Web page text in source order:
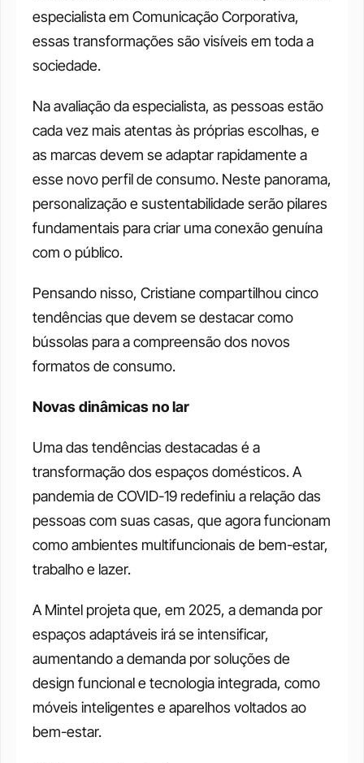
especialista em Comunicação Corporativa,
essas transformações são visíveis em toda a
sociedade.
Na avaliação da especialista, as pessoas estão
cada vez mais atentas às próprias escolhas, e
as marcas devem se adaptar rapidamente a
esse novo perfil de consumo. Neste panorama,
personalização e sustentabilidade serão pilares
fundamentais para criar uma conexão genuína
com o público.
Pensando nisso, Cristiane compartilhou cinco
tendências que devem se destacar como
bússolas para a compreensão dos novos
formatos de consumo.
Novas dinâmicas no lar
Uma das tendências destacadas é a
transformação dos espaços domésticos. A
pandemia de COVID-19 redefiniu a relação das
pessoas com suas casas, que agora funcionam
como ambientes multifuncionais de bem-estar,
trabalho e lazer.
A Mintel projeta que, em 2025, a demanda por
espaços adaptáveis irá se intensificar,
aumentando a demanda por soluções de
design funcional e tecnologia integrada, como
móveis inteligentes e aparelhos voltados ao
bem-estar.